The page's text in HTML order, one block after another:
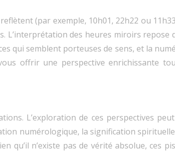
(par exemple, 10h01, 22h22 ou
L’interprétation des heures miroirs
qui semblent porteuses de sens, et la
offrir une perspective enrichissante
L’exploration de ces perspectives
numérologique, la signification
qu’il n’existe pas de vérité absolue, ces